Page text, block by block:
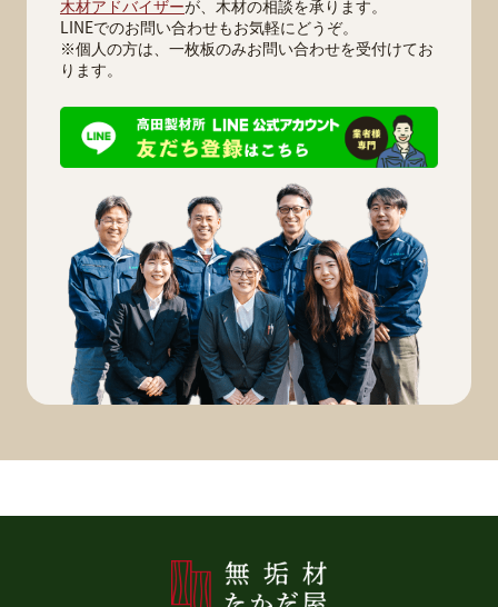
木材アドバイザーが、木材の相談を承ります。
LINEでのお問い合わせもお気軽にどうぞ。
※個人の方は、一枚板のみお問い合わせを受付けてお
ります。